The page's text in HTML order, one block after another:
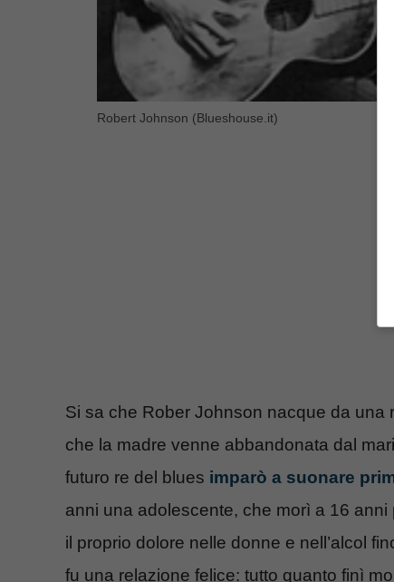
Robert Johnson (Blueshouse.it)
Si sa che Rober Johnson nacque da una
che la madre venne abbandonata dal
futuro re del blues imparò a suonare
anni una adolescente, che morì a 16
il proprio dolore nelle donne e nell’alcol
fu una relazione felice: tutto quanto finì